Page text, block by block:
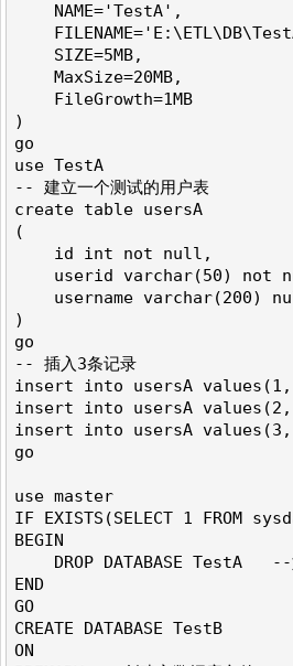
    NAME='TestA',
    SIZE=5MB,
    MaxSize=20MB,
    FileGrowth=1MB
)
go
use TestA
-- 建立一个测试的用户表
create table usersA
(
    id int not null,
userid varchar(50) not
username varchar(200)
)
go
-- 插入3条记录
insert into usersA
insert into usersA
insert into usersA
go
use master
IF EXISTS(SELECT 1 FROM
BEGIN
DROP DATABASE TestA   --
END
GO
CREATE DATABASE TestB
ON